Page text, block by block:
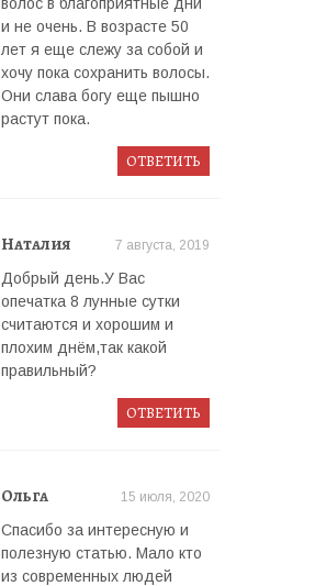
и не очень. В возрасте 50
лет я еще слежу за собой и
хочу пока сохранить волосы.
Они слава богу еще пышно
растут пока.
ОТВЕТИТЬ
Наталия 7 августа, 2019
Добрый день.У Вас
опечатка 8 лунные сутки
считаются и хорошим и
плохим днём,так какой
правильный?
ОТВЕТИТЬ
Ольга 15 июля, 2020
Спасибо за интересную и
полезную статью. Мало кто
из современных людей